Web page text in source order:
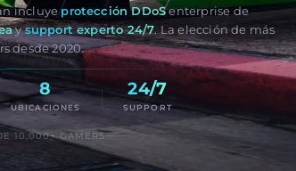
incluyeprotección DDoSenterprise de
ysupport experto 24/7. La elección de más
desde 2020.
8
UBICACIONES
24/7
SUPPORT
10,000+ GAMERS